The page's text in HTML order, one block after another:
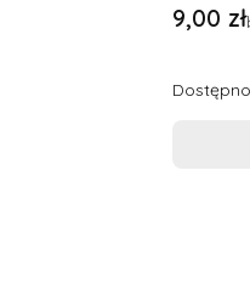
Cena
9,00 zł